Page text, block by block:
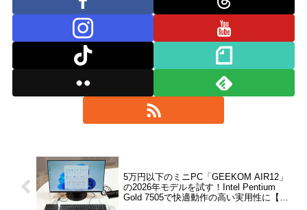
5万円以下のミニPC「GEEKOM AIR12」
の2026年モデルを試す！Intel Pentium
Gold 7505で快適動作の高い実用性に【レ